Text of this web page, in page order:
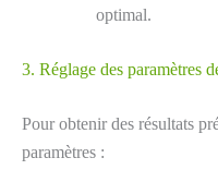
optimal.
3. Réglage des paramètres
Pour obtenir des résultats
paramètres :